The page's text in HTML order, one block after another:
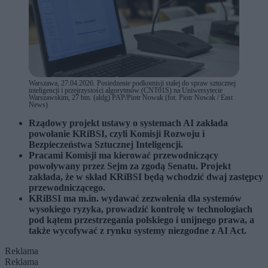
Warszawa, 27.04.2026. Posiedzenie podkomisji stałej do spraw sztucznej
inteligencji i przejrzystości algorytmów (CNT01S) na Uniwersytecie
Warszawskim, 27 bm. (aldg) PAP/Piotr Nowak (fot. Piotr Nowak / East
News)
Rządowy projekt ustawy o systemach AI zakłada
powołanie KRiBSI, czyli Komisji Rozwoju i
Bezpieczeństwa Sztucznej Inteligencji.
Pracami Komisji ma kierować przewodniczący
powoływany przez Sejm za zgodą Senatu. Projekt
zakłada, że w skład KRiBSI będą wchodzić dwaj zastępcy
przewodniczącego.
KRiBSI ma m.in. wydawać zezwolenia dla systemów
wysokiego ryzyka, prowadzić kontrolę w technologiach
pod kątem przestrzegania polskiego i unijnego prawa, a
także wycofywać z rynku systemy niezgodne z AI Act.
Reklama
Reklama